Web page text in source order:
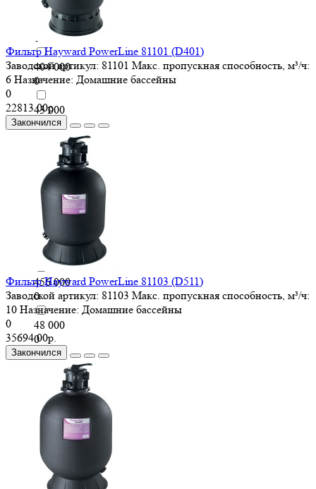
400 000
404 000
0
43 000
0
44 400
44 500
45 000
456 000
0
48 000
0
50 000
500 000
51 400
Фильтр Hayward PowerLine 81101 (D401)
Заводской артикул: 81101 Макс. пропускная способность, м³/ч:
6 Назначение: Домашние бассейны
0
22813.00р.
Закончился
Фильтр Hayward PowerLine 81103 (D511)
Заводской артикул: 81103 Макс. пропускная способность, м³/ч:
10 Назначение: Домашние бассейны
0
35694.00р.
Закончился